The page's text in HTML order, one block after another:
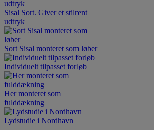
Sisal Sort. Giver et stilrent
udtryk
Sort Sisal monteret som løber
Individuelt tilpasset forløb
Her monteret som
fulddækning
Lydstudie i Nordhavn